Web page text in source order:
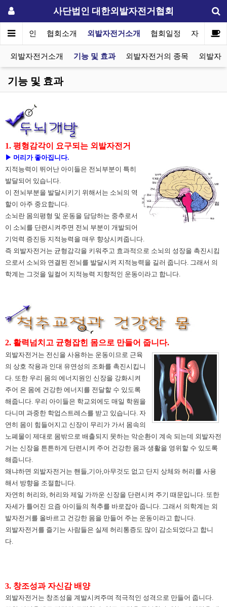
사단법인 대한외발자전거협회
메인 협회소개 외발자전거소개 협회일정 자료실
외발자전거소개 기능 및 효과 외발자전거의 종목 외발자
기능 및 효과
1. 평형감각이 요구되는 외발자전거
▶ 머리가 좋아집니다.
지적능력이 뛰어난 아이들은 전뇌부분이 특히
발달되어 있습니다.
이 전뇌부분을 발달시키기 위해서는 소뇌의 역
할이 아주 중요합니다.
소뇌란 몸의평형 및 운동을 담당하는 중추로서
이 소뇌를 단련시켜주면 전뇌 부분이 개발되어
기억력 증진등 지적능력을 매우 향상시켜줍니다.
즉 외발자전거는 균형감각을 키워주고 효과적으로 소뇌의 성장을 촉진시킴
으로서 소뇌와 연결된 전뇌를 발달시켜 지적능력을 길러 줍니다. 그래서 의
학계는 그것을 일컬어 지적능력 지향적인 운동이라고 합니다.
2. 활력넘치고 균형잡힌 몸으로 만들어 줍니다.
외발자전거는 전신을 사용하는 운동이므로 근육
의 상호 작용과 인대 유연성의 조화를 촉진시킵니
다. 또한 우리 몸의 에너지원인 신장을 강화시켜
주어 온 몸에 건강한 에너지를 전달할 수 있도록
해줍니다. 우리 아이들은 학교외에도 매일 학원을
다니며 과중한 학업스트레스를 받고 있습니다. 자
연히 몸이 힘들어지고 신장이 무리가 가서 몸속의
노폐물이 제대로 몸밖으로 배출되지 못하는 악순환이 계속 되는데 외발자전
거는 신장을 튼튼하게 단련시켜 주어 건강한 몸과 생활을 영위할 수 있도록
해줍니다.
왜냐하면 외발자전거는 핸들,기아,아무것도 없고 단지 상체와 허리를 사용
해서 방향을 조절합니다.
자연히 허리와, 허리와 제일 가까운 신장을 단련시켜 주기 때문입니다. 또한
자세가 틀어진 요즘 아이들의 척추를 바로잡아 줍니다. 그래서 의학계는 외
발자전거를 올바르고 건강한 몸을 만들어 주는 운동이라고 합니다.
외발자전거를 즐기는 사람들은 실제 허리통증도 많이 감소되었다고 합니
다.
3. 창조성과 자신감 배양
외발자전거는 창조성을 계발시켜주며 적극적인 성격으로 만들어 줍니다.